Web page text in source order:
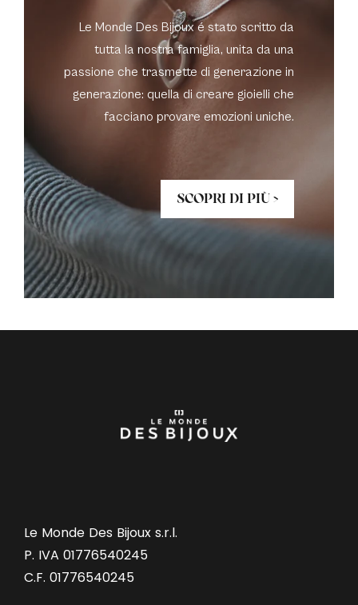
Le Monde Des Bijoux é stato scritto da
tutta la nostra famiglia, unita da una
passione che trasmette di generazione in
generazione: quella di creare gioielli che
facciano provare emozioni uniche.
SCOPRI DI PIÙ >
Le Monde Des Bijoux s.r.l.
P. IVA 01776540245
C.F. 01776540245